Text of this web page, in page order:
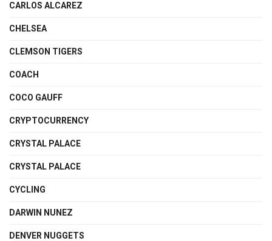
CARLOS ALCAREZ
CHELSEA
CLEMSON TIGERS
COACH
COCO GAUFF
CRYPTOCURRENCY
CRYSTAL PALACE
CRYSTAL PALACE
CYCLING
DARWIN NUNEZ
DENVER NUGGETS